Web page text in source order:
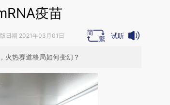
疫苗
日期 2021年03月01日 试听
火热赛道格局如何变幻？